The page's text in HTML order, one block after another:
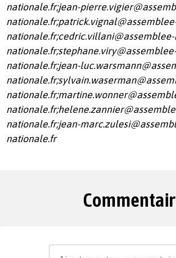
nationale.fr;jean-
nationale.fr;
nationale.fr;
nationale.fr;
nationale.fr;jean-
nationale.fr;
nationale.fr;
nationale.fr;
nationale.fr;jean-
nationale.fr